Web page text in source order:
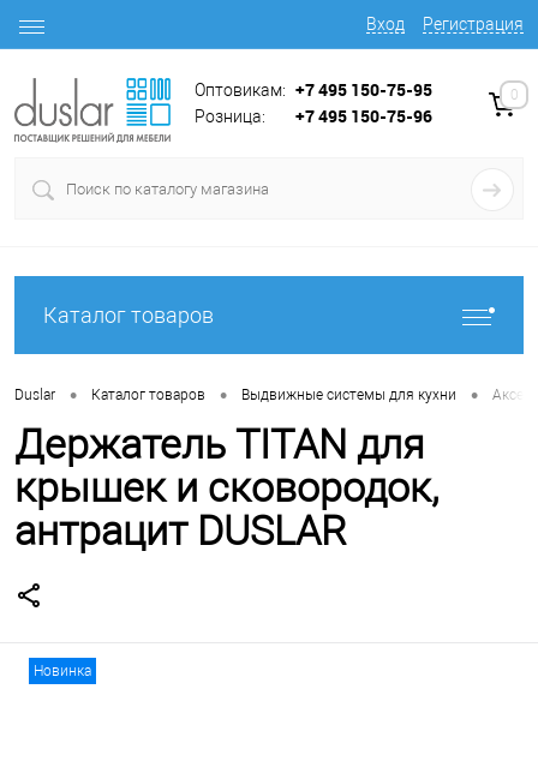
Вход Регистрация
Оптовикам: +7 495 150-75-95
Розница: +7 495 150-75-96
0
Каталог товаров
Duslar • Каталог товаров • Выдвижные системы для кухни •
Держатель TITAN для
крышек и сковородок,
антрацит DUSLAR
Новинка